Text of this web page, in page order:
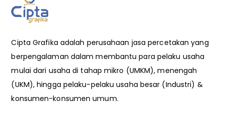
Cipta Grafika adalah perusahaan jasa percetakan yang
berpengalaman dalam membantu para pelaku usaha
mulai dari usaha di tahap mikro (UMKM), menengah
(UKM), hingga pelaku-pelaku usaha besar (Industri) &
konsumen-konsumen umum.